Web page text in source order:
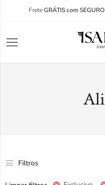
FreteGRÁTIS com SEGURO
Filtros